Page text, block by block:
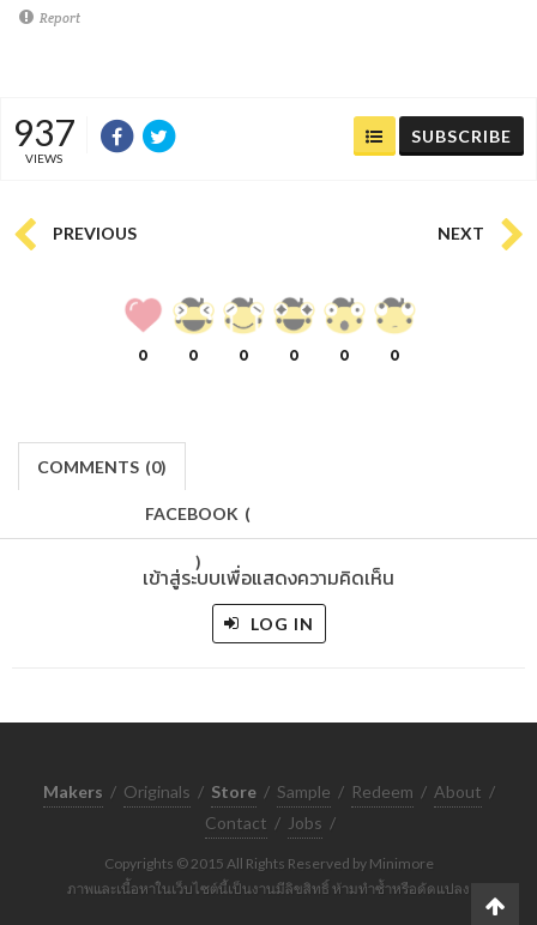
Report
937
VIEWS
SUBSCRIBE
PREVIOUS NEXT
0 0 0 0 0 0
COMMENTS (0)
FACEBOOK (
)
เข้าสู่ระบบเพื่อแสดงความคิดเห็น
LOG IN
Makers / Originals / Store / Sample / Redeem / About /
Contact / Jobs /
Copyrights © 2015 All Rights Reserved by Minimore
ภาพและเนื้อหาในเว็บไซต์นี้เป็นงานมีลิขสิทธิ์ ห้ามทำซ้ำหรือดัดแปลง